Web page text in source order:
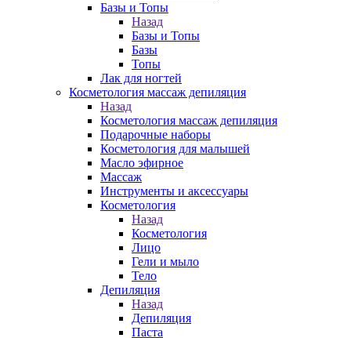
Базы и Топы
Назад
Базы и Топы
Базы
Топы
Лак для ногтей
Косметология массаж депиляция
Назад
Косметология массаж депиляция
Подарочные наборы
Косметология для малышей
Масло эфирное
Массаж
Инструменты и аксессуары
Косметология
Назад
Косметология
Лицо
Гели и мыло
Тело
Депиляция
Назад
Депиляция
Паста